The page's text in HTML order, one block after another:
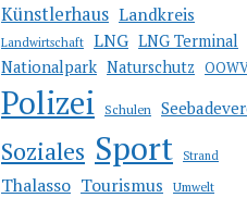
Künstlerhaus Landkreis
Landwirtschaft LNG LNG Terminal
Nationalpark Naturschutz
Polizei Schulen
Soziales Sport Strand
Thalasso Tourismus Umwelt